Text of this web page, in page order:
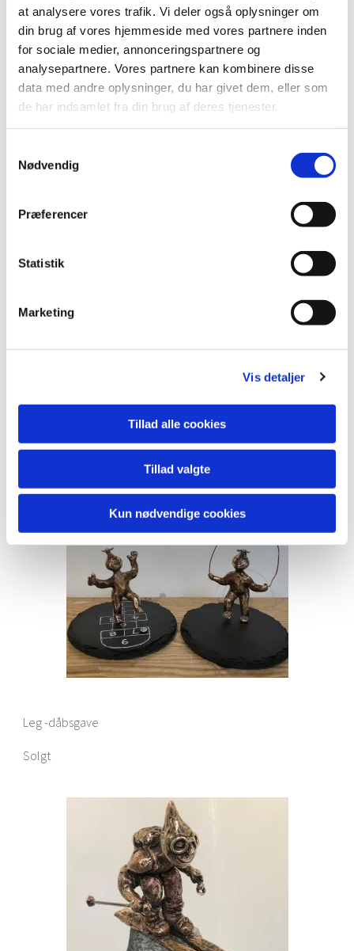
at analysere vores trafik. Vi deler også oplysninger om
din brug af vores hjemmeside med vores partnere inden
for sociale medier, annonceringspartnere og
analysepartnere. Vores partnere kan kombinere disse
data med andre oplysninger, du har givet dem, eller som
de har indsamlet fra din brug af deres tjenester.
Nødvendig
Præferencer
Statistik
Marketing
Vis detaljer
Tillad alle cookies
Tillad valgte
Kun nødvendige cookies
Solgt
Læselyst
Solgt
Leg -dåbsgave
Solgt